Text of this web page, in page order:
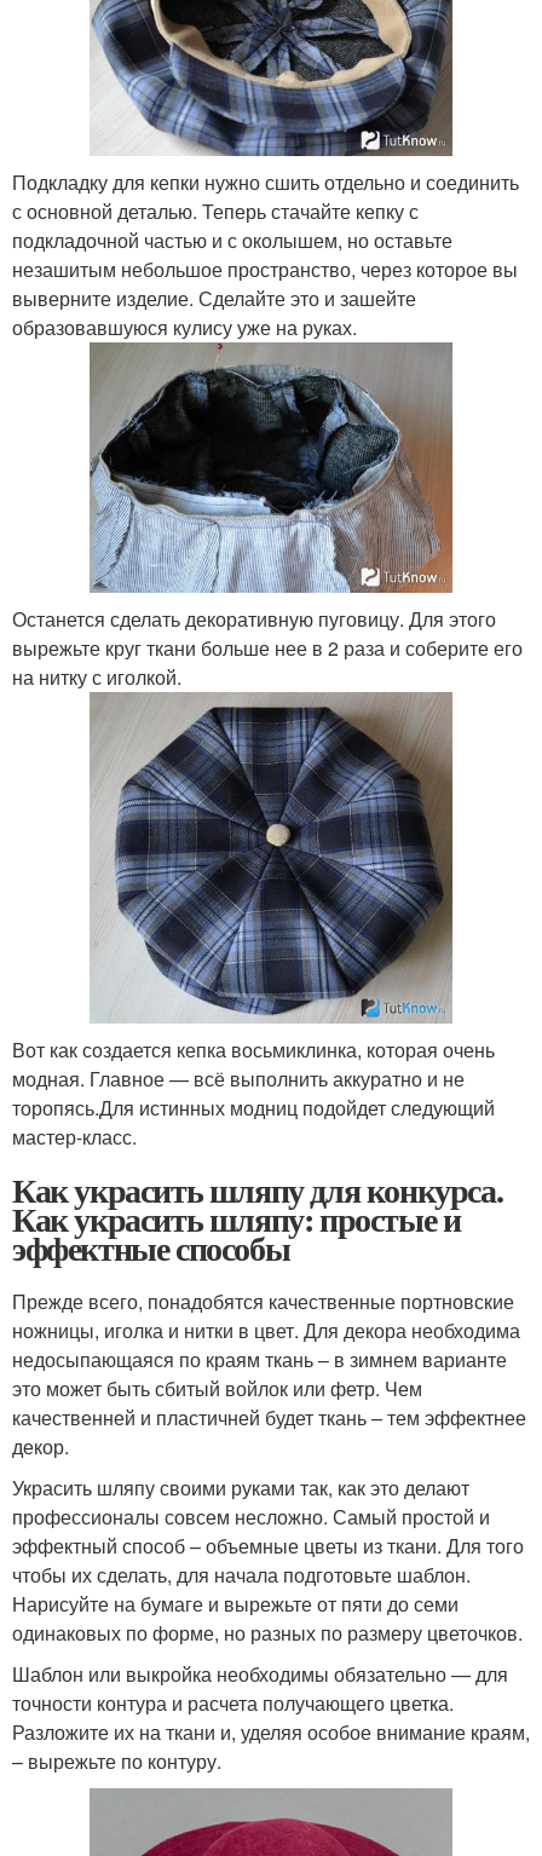
Подкладку для кепки нужно сшить отдельно и соединить
с основной деталью. Теперь стачайте кепку с
подкладочной частью и с околышем, но оставьте
незашитым небольшое пространство, через которое вы
выверните изделие. Сделайте это и зашейте
образовавшуюся кулису уже на руках.
Останется сделать декоративную пуговицу. Для этого
вырежьте круг ткани больше нее в 2 раза и соберите его
на нитку с иголкой.
Вот как создается кепка восьмиклинка, которая очень
модная. Главное — всё выполнить аккуратно и не
торопясь.Для истинных модниц подойдет следующий
мастер-класс.
Как украсить шляпу для конкурса.
Как украсить шляпу: простые и
эффектные способы
Прежде всего, понадобятся качественные портновские
ножницы, иголка и нитки в цвет. Для декора необходима
недосыпающаяся по краям ткань – в зимнем варианте
это может быть сбитый войлок или фетр. Чем
качественней и пластичней будет ткань – тем эффектнее
декор.
Украсить шляпу своими руками так, как это делают
профессионалы совсем несложно. Самый простой и
эффектный способ – объемные цветы из ткани. Для того
чтобы их сделать, для начала подготовьте шаблон.
Нарисуйте на бумаге и вырежьте от пяти до семи
одинаковых по форме, но разных по размеру цветочков.
Шаблон или выкройка необходимы обязательно — для
точности контура и расчета получающего цветка.
Разложите их на ткани и, уделяя особое внимание краям,
– вырежьте по контуру.